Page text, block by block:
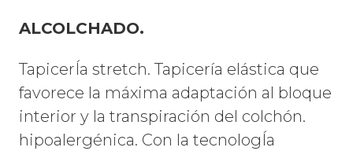
ALCOLCHADO.
TapicerÍa stretch. Tapicería elástica que
favorece la máxima adaptación al bloque
interior y la transpiración del colchón.
hipoalergénica. Con la tecnologÍa